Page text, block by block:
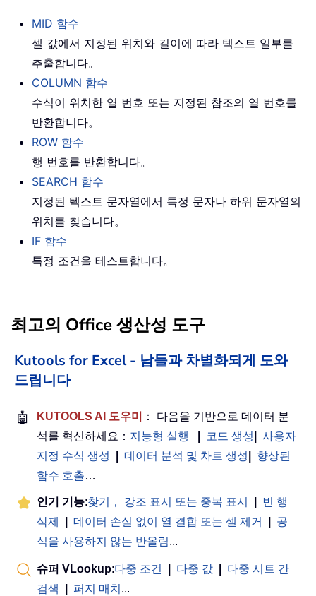
MID 함수
셀 값에서 지정된 위치와 길이에 따라 텍스트 일부를
추출합니다。
COLUMN 함수
수식이 위치한 열 번호 또는 지정된 참조의 열 번호를
반환합니다。
ROW 함수
행 번호를 반환합니다。
SEARCH 함수
지정된 텍스트 문자열에서 특정 문자나 하위 문자열의
위치를 찾습니다。
IF 함수
특정 조건을 테스트합니다。
최고의 Office 생산성 도구
Kutools for Excel - 남들과 차별화되게 도와
드립니다
🤖 KUTOOLS AI 도우미
： 다음을 기반으로 데이터 분
석를 혁신하세요： 지능형 실행 코드 생성
사용자
지정 수식 생성
데이터 분석 및 차트 생성
향상된
함수 호출…
인기 기능:찾기， 강조 표시 또는 중복 표시
빈 행
삭제
데이터 손실 없이 열 결합 또는 셀 제거
공
식을 사용하지 않는 반올림...
슈퍼 VLookup:다중 조건 다중 값
다중 시트 간
검색
퍼지 매치 ...